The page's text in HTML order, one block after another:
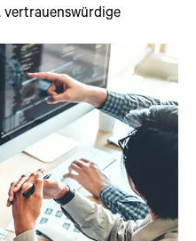
vertrauenswürdige